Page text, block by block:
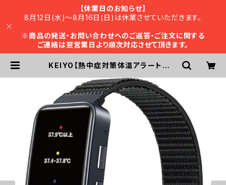
【休業日のお知らせ】
8月12日(水)～8月16日(日)は休業させていただきます。
※商品の発送・お問い合わせへのご返答・ご注文に関する
ご連絡は翌営業日より順次対応させて頂きます。
KEIYO【熱中症対策体温アラートバン
熱中症計 熱中アラーム 警戒アラート
アラームバンド 15秒ごとに自動で測
定 色・振動 リストバンド型 防水 作業
現場 AN-S153 | KEIYO ダイレクト
ショップ